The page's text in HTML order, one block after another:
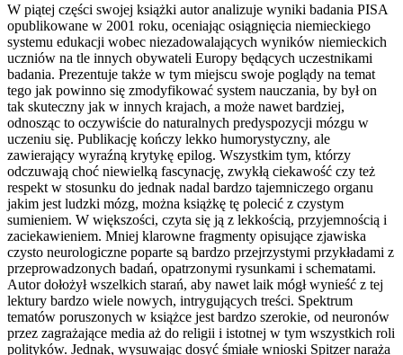
W piątej części swojej książki autor analizuje wyniki badania PISA
opublikowane w 2001 roku, oceniając osiągnięcia niemieckiego
systemu edukacji wobec niezadowalających wyników niemieckich
uczniów na tle innych obywateli Europy będących uczestnikami
badania. Prezentuje także w tym miejscu swoje poglądy na temat
tego jak powinno się zmodyfikować system nauczania, by był on
tak skuteczny jak w innych krajach, a może nawet bardziej,
odnosząc to oczywiście do naturalnych predyspozycji mózgu w
uczeniu się. Publikację kończy lekko humorystyczny, ale
zawierający wyraźną krytykę epilog. Wszystkim tym, którzy
odczuwają choć niewielką fascynację, zwykłą ciekawość czy też
respekt w stosunku do jednak nadal bardzo tajemniczego organu
jakim jest ludzki mózg, można książkę tę polecić z czystym
sumieniem. W większości, czyta się ją z lekkością, przyjemnością i
zaciekawieniem. Mniej klarowne fragmenty opisujące zjawiska
czysto neurologiczne poparte są bardzo przejrzystymi przykładami z
przeprowadzonych badań, opatrzonymi rysunkami i schematami.
Autor dołożył wszelkich starań, aby nawet laik mógł wynieść z tej
lektury bardzo wiele nowych, intrygujących treści. Spektrum
tematów poruszonych w książce jest bardzo szerokie, od neuronów
przez zagrażające media aż do religii i istotnej w tym wszystkich roli
polityków. Jednak, wysuwając dosyć śmiałe wnioski Spitzer naraża